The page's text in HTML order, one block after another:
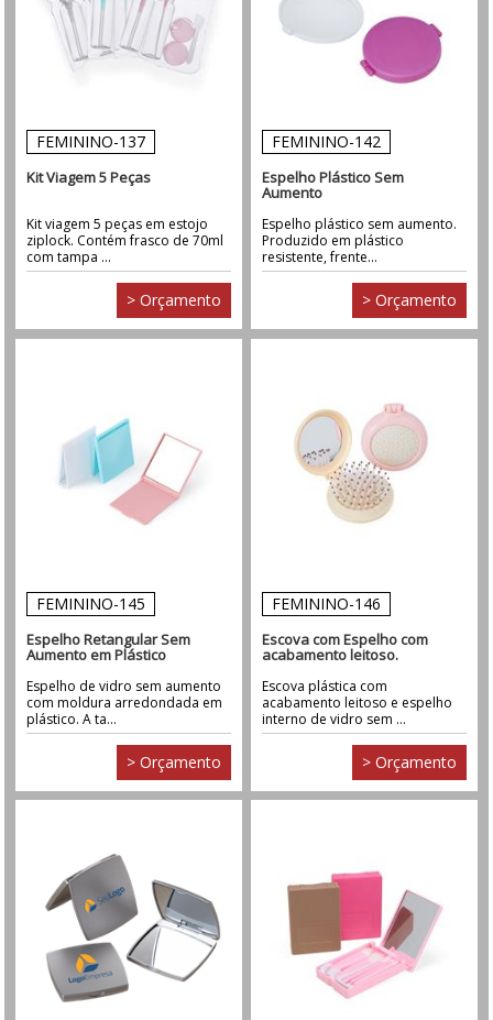
FEMININO-137
Kit Viagem 5 Peças
Kit viagem 5 peças em estojo
ziplock. Contém frasco de 70ml
com tampa ...
> Orçamento
FEMININO-142
Espelho Plástico Sem
Aumento
Espelho plástico sem aumento.
Produzido em plástico
resistente, frente...
> Orçamento
FEMININO-145
Espelho Retangular Sem
Aumento em Plástico
Espelho de vidro sem aumento
com moldura arredondada em
plástico. A ta...
> Orçamento
FEMININO-146
Escova com Espelho com
acabamento leitoso.
Escova plástica com
acabamento leitoso e espelho
interno de vidro sem ...
> Orçamento